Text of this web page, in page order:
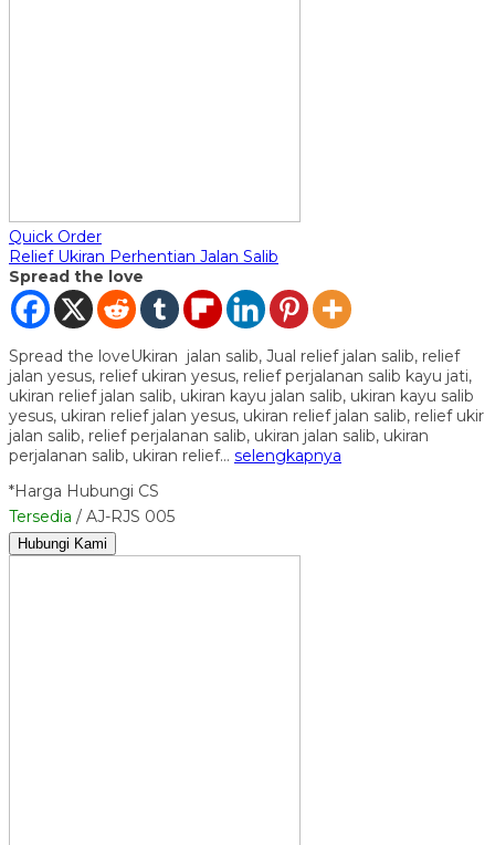
Quick Order
Relief Ukiran Perhentian Jalan Salib
Spread the love
Spread the loveUkiran jalan salib, Jual relief jalan salib, relief
jalan yesus, relief ukiran yesus, relief perjalanan salib kayu jati,
ukiran relief jalan salib, ukiran kayu jalan salib, ukiran kayu salib
yesus, ukiran relief jalan yesus, ukiran relief jalan salib, relief ukir
jalan salib, relief perjalanan salib, ukiran jalan salib, ukiran
perjalanan salib, ukiran relief… selengkapnya
*Harga Hubungi CS
Tersedia / AJ-RJS 005
Hubungi Kami